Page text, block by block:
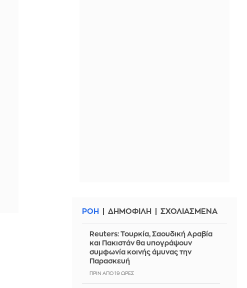
ΡΟΗ ΔΗΜΟΦΙΛΗ ΣΧΟΛΙΑΣΜΕΝΑ
Reuters: Τουρκία, Σαουδική Αραβία
και Πακιστάν θα υπογράψουν
συμφωνία κοινής άμυνας την
Παρασκευή
ΠΡΙΝ ΑΠΌ 19 ΏΡΕΣ